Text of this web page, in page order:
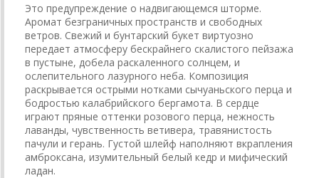
Это предупреждение о надвигающемся шторме.
Аромат безграничных пространств и свободных
ветров. Свежий и бунтарский букет виртуозно
передает атмосферу бескрайнего скалистого пейзажа
в пустыне, добела раскаленного солнцем, и
ослепительного лазурного неба. Композиция
раскрывается острыми нотками сычуаньского перца и
бодростью калабрийского бергамота. В сердце
играют пряные оттенки розового перца, нежность
лаванды, чувственность ветивера, травянистость
пачули и герань. Густой шлейф наполняют вкрапления
амброксана, изумительный белый кедр и мифический
ладан.